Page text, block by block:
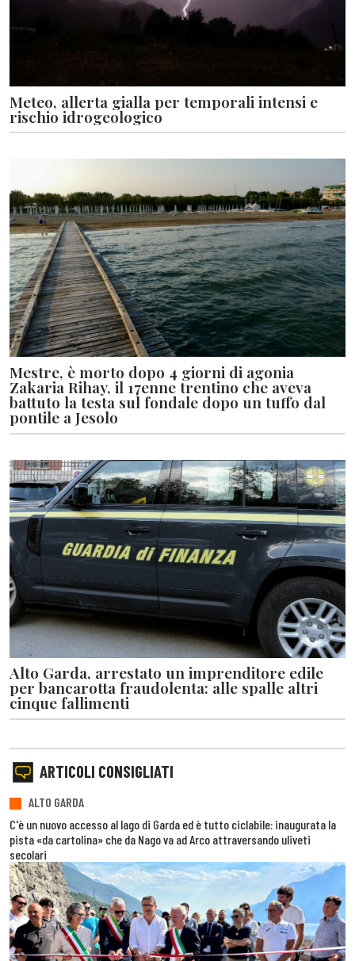
Meteo, allerta gialla per temporali intensi e
rischio idrogeologico
Mestre, è morto dopo 4 giorni di agonia
Zakaria Rihay, il 17enne trentino che aveva
battuto la testa sul fondale dopo un tuffo dal
pontile a Jesolo
Alto Garda, arrestato un imprenditore edile
per bancarotta fraudolenta: alle spalle altri
cinque fallimenti
ARTICOLI CONSIGLIATI
ALTO GARDA
C'è un nuovo accesso al lago di Garda ed è tutto ciclabile: inaugurata la
pista «da cartolina» che da Nago va ad Arco attraversando uliveti
secolari